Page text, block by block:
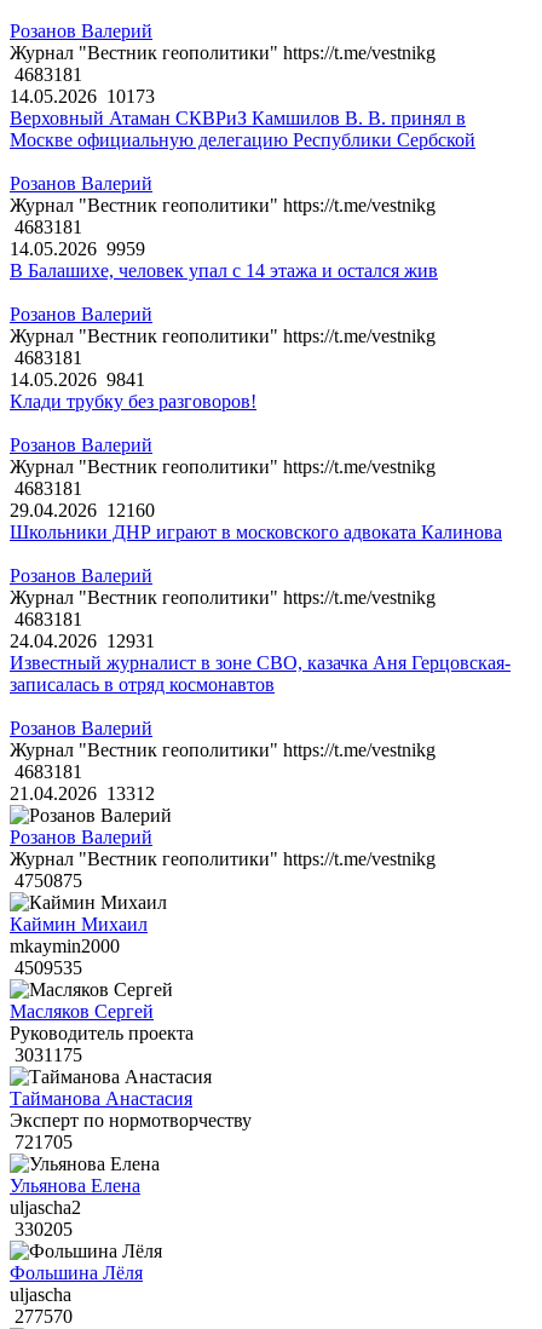
Розанов Валерий
Журнал "Вестник геополитики" https://t.me/vestnikg
4683181
14.05.2026 10173
Верховный Атаман СКВРиЗ Камшилов В. В. принял в
Москве официальную делегацию Республики Сербской
Розанов Валерий
Журнал "Вестник геополитики" https://t.me/vestnikg
4683181
14.05.2026 9959
В Балашихе, человек упал с 14 этажа и остался жив
Розанов Валерий
Журнал "Вестник геополитики" https://t.me/vestnikg
4683181
14.05.2026 9841
Клади трубку без разговоров!
Розанов Валерий
Журнал "Вестник геополитики" https://t.me/vestnikg
4683181
29.04.2026 12160
Школьники ДНР играют в московского адвоката Калинова
Розанов Валерий
Журнал "Вестник геополитики" https://t.me/vestnikg
4683181
24.04.2026 12931
Известный журналист в зоне СВО, казачка Аня Герцовская-
записалась в отряд космонавтов
Розанов Валерий
Журнал "Вестник геополитики" https://t.me/vestnikg
4683181
21.04.2026 13312
Розанов Валерий
Журнал "Вестник геополитики" https://t.me/vestnikg
4750875
Каймин Михаил
mkaymin2000
4509535
Масляков Сергей
Руководитель проекта
3031175
Тайманова Анастасия
Эксперт по нормотворчеству
721705
Ульянова Елена
uljascha2
330205
Фольшина Лёля
uljascha
277570